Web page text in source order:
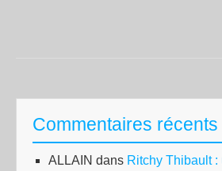
Commentaires récents
ALLAIN dans Ritchy Thibault